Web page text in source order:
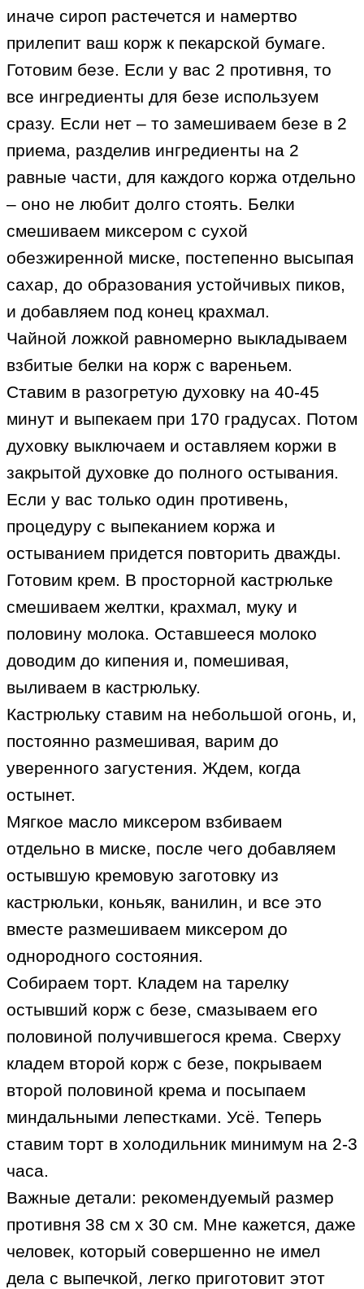
иначе сироп растечется и намертво
прилепит ваш корж к пекарской бумаге.
Готовим безе. Если у вас 2 противня, то
все ингредиенты для безе используем
сразу. Если нет – то замешиваем безе в 2
приема, разделив ингредиенты на 2
равные части, для каждого коржа отдельно
– оно не любит долго стоять. Белки
смешиваем миксером с сухой
обезжиренной миске, постепенно высыпая
сахар, до образования устойчивых пиков,
и добавляем под конец крахмал.
Чайной ложкой равномерно выкладываем
взбитые белки на корж с вареньем.
Ставим в разогретую духовку на 40-45
минут и выпекаем при 170 градусах. Потом
духовку выключаем и оставляем коржи в
закрытой духовке до полного остывания.
Если у вас только один противень,
процедуру с выпеканием коржа и
остыванием придется повторить дважды.
Готовим крем. В просторной кастрюльке
смешиваем желтки, крахмал, муку и
половину молока. Оставшееся молоко
доводим до кипения и, помешивая,
выливаем в кастрюльку.
Кастрюльку ставим на небольшой огонь, и,
постоянно размешивая, варим до
уверенного загустения. Ждем, когда
остынет.
Мягкое масло миксером взбиваем
отдельно в миске, после чего добавляем
остывшую кремовую заготовку из
кастрюльки, коньяк, ванилин, и все это
вместе размешиваем миксером до
однородного состояния.
Собираем торт. Кладем на тарелку
остывший корж с безе, смазываем его
половиной получившегося крема. Сверху
кладем второй корж с безе, покрываем
второй половиной крема и посыпаем
миндальными лепестками. Усё. Теперь
ставим торт в холодильник минимум на 2-3
часа.
Важные детали: рекомендуемый размер
противня 38 см х 30 см. Мне кажется, даже
человек, который совершенно не имел
дела с выпечкой, легко приготовит этот